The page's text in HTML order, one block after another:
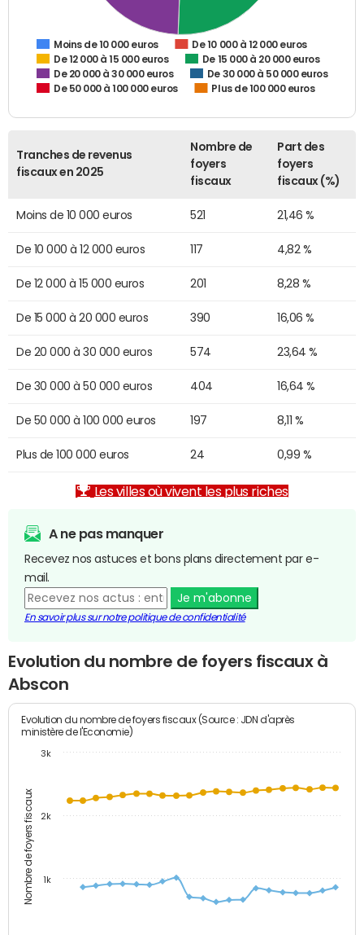
Moins de 10 000 euros
De 10 000 à 12 000 euros
De 12 000 à 15 000 euros
De 15 000 à 20 000 euros
De 20 000 à 30 000 euros
De 30 000 à 50 000 euros
De 50 000 à 100 000 euros
Plus de 100 000 euros
Tranches de revenus
fiscaux en 2025
Nombre de
foyers
fiscaux
Part des
foyers
fiscaux (%)
Moins de 10 000 euros 521 21,46 %
De 10 000 à 12 000 euros 117 4,82 %
De 12 000 à 15 000 euros 201 8,28 %
De 15 000 à 20 000 euros 390 16,06 %
De 20 000 à 30 000 euros 574 23,64 %
De 30 000 à 50 000 euros 404 16,64 %
De 50 000 à 100 000 euros 197 8,11 %
Plus de 100 000 euros 24 0,99 %
Les villes où vivent les plus riches
A ne pas manquer
Recevez nos astuces et bons plans directement par e-
mail.
Je m'abonne
En savoir plus sur notre politique de confidentialité
Evolution du nombre de foyers fiscaux à
Abscon
Nombre de foyers fiscaux
Evolution du nombre de foyers fiscaux (Source : JDN d'après
ministère de l'Economie)
1k
2k
3k